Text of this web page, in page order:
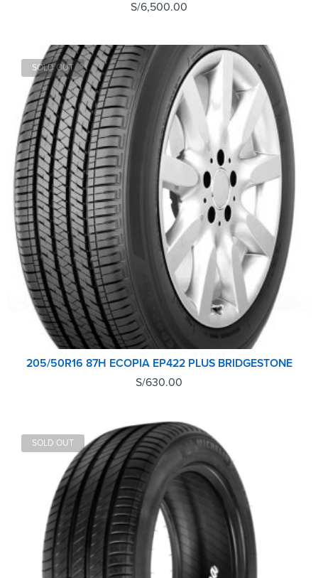
S/6,500.00
SOLD OUT
205/50R16 87H ECOPIA EP422 PLUS BRIDGESTONE
S/630.00
SOLD OUT